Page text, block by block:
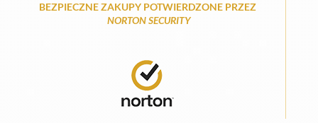
BEZPIECZNE ZAKUPY POTWIERDZONE PRZEZ
NORTON SECURITY